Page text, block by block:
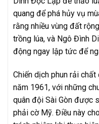
quang để phá hủy vụ
rằng nhiều vùng đất
trồng lúa, và Ngô Đình
động ngay lập tức để
Chiến dịch phun rải
năm 1961, với những
quân đội Sài Gòn được
phải cờ Mỹ. Điều này